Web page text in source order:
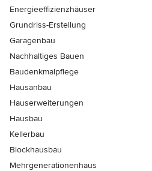
Energieeffizienzhäuser
Grundriss-Erstellung
Garagenbau
Nachhaltiges Bauen
Baudenkmalpflege
Hausanbau
Hauserweiterungen
Hausbau
Kellerbau
Blockhausbau
Mehrgenerationenhaus